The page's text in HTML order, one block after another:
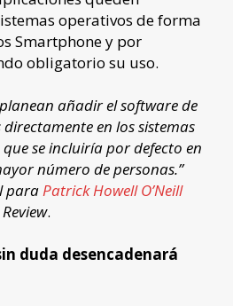
operativos de forma
Smartphone y por
obligatorio su uso.
añadir el software de
en los sistemas
se incluiría por defecto en
número de personas.”
paraPatrick Howell O’Neill
.
duda desencadenará